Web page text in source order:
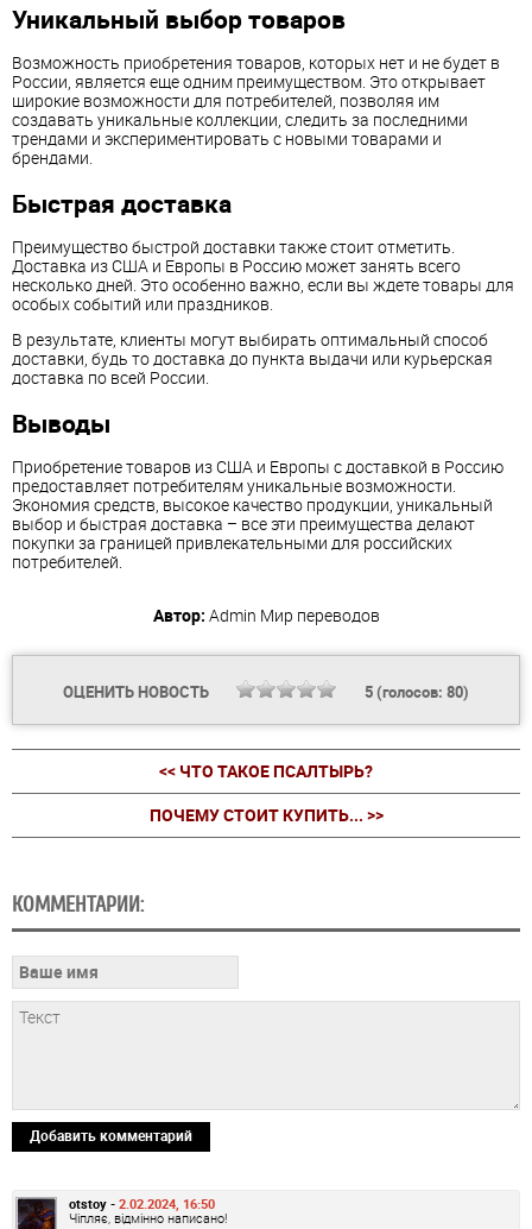
Уникальный выбор товаров
Возможность приобретения товаров, которых нет и не будет в
России, является еще одним преимуществом. Это открывает
широкие возможности для потребителей, позволяя им
создавать уникальные коллекции, следить за последними
трендами и экспериментировать с новыми товарами и
брендами.
Быстрая доставка
Преимущество быстрой доставки также стоит отметить.
Доставка из США и Европы в Россию может занять всего
несколько дней. Это особенно важно, если вы ждете товары для
особых событий или праздников.
В результате, клиенты могут выбирать оптимальный способ
доставки, будь то доставка до пункта выдачи или курьерская
доставка по всей России.
Выводы
Приобретение товаров из США и Европы с доставкой в Россию
предоставляет потребителям уникальные возможности.
Экономия средств, высокое качество продукции, уникальный
выбор и быстрая доставка – все эти преимущества делают
покупки за границей привлекательными для российских
потребителей.
Автор: Admin Мир переводов
ОЦЕНИТЬ НОВОСТЬ 5(голосов: 80)
<< ЧТО ТАКОЕ ПСАЛТЫРЬ?
ПОЧЕМУ СТОИТ КУПИТЬ... >>
КОММЕНТАРИИ:
Добавить комментарий
otstoy - 2.02.2024, 16:50
Чіпляє, відмінно написано!